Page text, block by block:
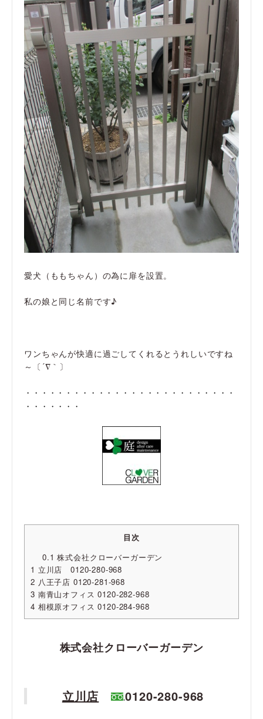
愛犬（ももちゃん）の為に扉を設置。
私の娘と同じ名前です♪
ワンちゃんが快適に過ごしてくれるとうれしいですね
～〔´∇｀〕
・・・・・・・・・・・・・・・・・・・・・・・・・・
・・・・・・・
目次
0.1 株式会社クローバーガーデン
1 立川店 0120-280-968
2 八王子店 0120-281-968
3 南青山オフィス 0120-282-968
4 相模原オフィス 0120-284-968
株式会社クローバーガーデン
立川店 0120-280-968